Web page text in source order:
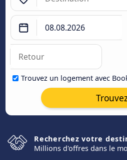
Trouvez un logement avec
Recherchez votre
Millions d'offres dans le